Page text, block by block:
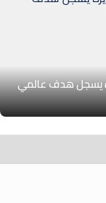
هدف عالمي